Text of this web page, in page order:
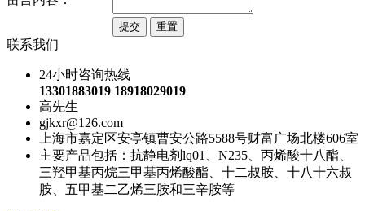
联系我们
24小时咨询热线
13301883019 18918029019
高先生
gjkxr@126.com
上海市嘉定区安亭镇曹安公路5588号财富广场北楼606室
主要产品包括：抗静电剂lq01、N235、丙烯酸十八酯、
三羟甲基丙烷三甲基丙烯酸酯、十二叔胺、十八十六叔
胺、五甲基二乙烯三胺和三辛胺等